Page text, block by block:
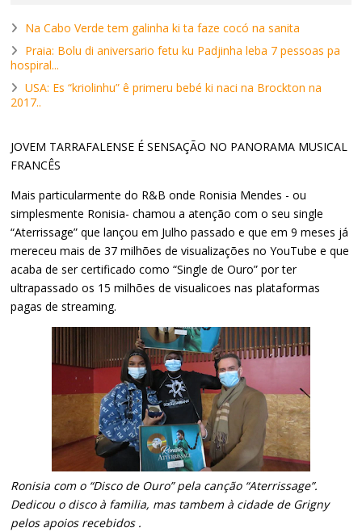
Na Cabo Verde tem galinha ki ta faze cocó na sanita
Praia: Bolu di aniversario fetu ku Padjinha leba 7 pessoas pa
hospiral...
USA: Es “kriolinhu” ê primeru bebé ki naci na Brockton na
2017..
JOVEM TARRAFALENSE É SENSAÇÃO NO PANORAMA MUSICAL
FRANCÊS
Mais particularmente do R&B onde Ronisia Mendes - ou
simplesmente Ronisia- chamou a atenção com o seu single
“Aterrissage” que lançou em Julho passado e que em 9 meses já
mereceu mais de 37 milhões de visualizações no YouTube e que
acaba de ser certificado como “Single de Ouro” por ter
ultrapassado os 15 milhões de visualicoes nas plataformas
pagas de streaming.
Ronisia com o “Disco de Ouro” pela canção “Aterrissage”.
Dedicou o disco à familia, mas tambem à cidade de Grigny
pelos apoios recebidos .